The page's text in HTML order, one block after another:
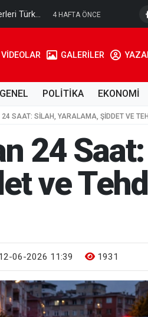
Türk... 4 HAFTA ÖNCE
VİDEOLAR GALERİLER
GENEL POLİTİKA EKONOMİ
24 SAAT: SILAH, YARALAMA, ŞIDDET VE
24
ve
06-2026 11:39 1931